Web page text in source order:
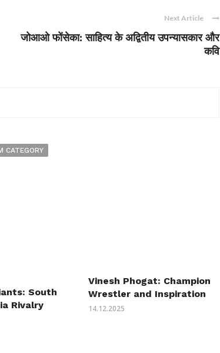
Next Article
जोआओ फोंसेका: साहित्य के अद्वितीय उपन्यासकार और
कवि
CATEGORY
South
Rivalry
Vinesh Phogat: Champion
Wrestler and Inspiration
14.12.2025